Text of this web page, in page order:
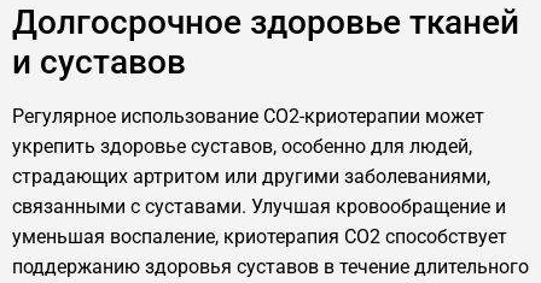
Долгосрочное здоровье тканей
и суставов
Регулярное использование CO2-криотерапии может
укрепить здоровье суставов, особенно для людей,
страдающих артритом или другими заболеваниями,
связанными с суставами. Улучшая кровообращение и
уменьшая воспаление, криотерапия CO2 способствует
поддержанию здоровья суставов в течение длительного